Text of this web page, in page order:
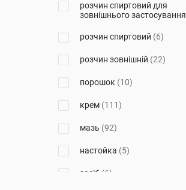
розчин спиртовий для
зовнішнього застосування
розчин спиртовий (6)
розчин зовнішній (22)
порошок (10)
крем (111)
мазь (92)
настойка (5)
засіб (6)